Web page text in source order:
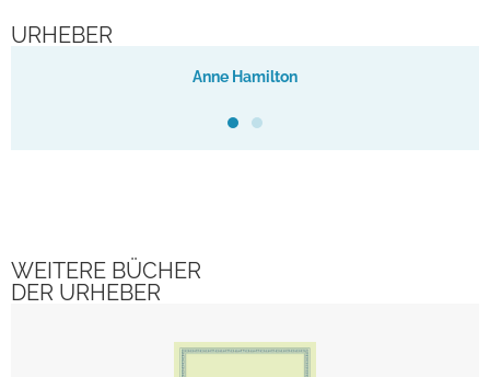
URHEBER
Anne Hamilton
WEITERE BÜCHER
DER URHEBER